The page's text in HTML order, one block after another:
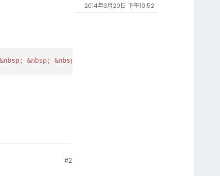
&nbsp; &nbsp; &nbsp;
#2
2014年3月20日 下午10:52